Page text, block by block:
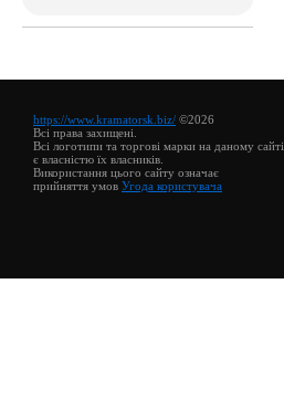
https://www.kramatorsk.biz/ ©2026
Всі права захищені.
Всі логотипи та торгові марки на даному сайті
є власністю їх власників.
Використання цього сайту означає
прийняття умов Угода користувача